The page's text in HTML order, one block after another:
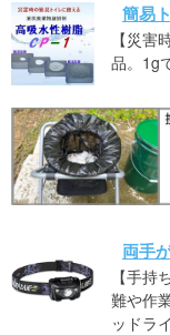
簡易
【災害
品。1g
両手
【手持
難や作
ッドラ